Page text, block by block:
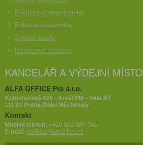
Předchozí objednávky
Editace zákazníka
Změnit heslo
Nastavení cookies
KANCELÁŘ A VÝDEJNÍ MÍSTO
ALFA OFFICE Pro s.r.o.
Kutnohorská 426 - Areál PM – hala B7
111 01 Praha-Dolní Měcholupy
Kontakt
Mobilní telefon: +420 602 689 541
E-mail: obchod@alfaoffice.cz